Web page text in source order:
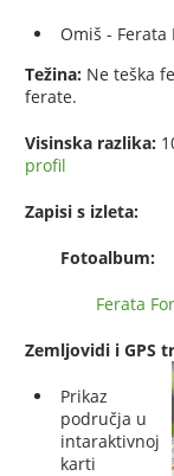
Omiš - Ferata
Težina: Ne teška
ferate.
Visinska razlika:
profil
Zapisi s izleta:
Fotoalbum:
Ferata
Zemljovidi i GPS
Prikaz
područja u
intaraktivnoj
karti